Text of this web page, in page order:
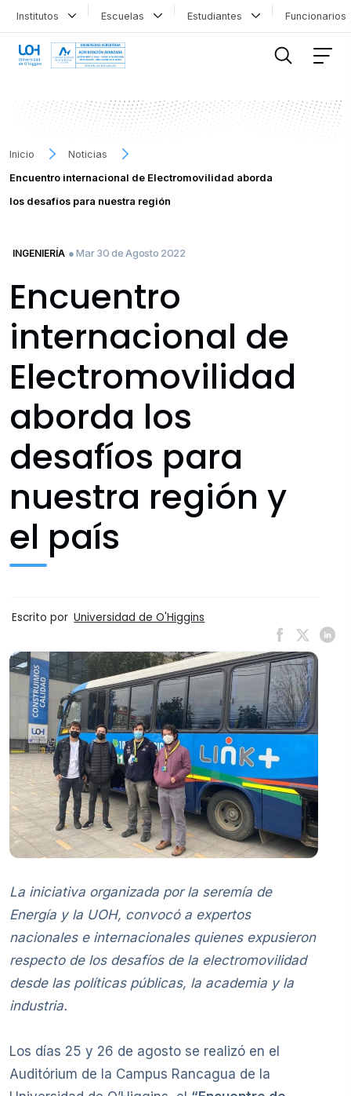
Institutos Escuelas Estudiantes
Inicio
Noticias
Encuentro internacional de Electromovilidad aborda
los desafíos para nuestra región
INGENIERÍA ● Mar 30 de Agosto 2022
Encuentro
internacional de
Electromovilidad
aborda los
desafíos para
nuestra región y
el país
Escrito por Universidad de O'Higgins
La iniciativa organizada por la seremía de
Energía y la UOH, convocó a expertos
nacionales e internacionales quienes expusieron
respecto de los desafíos de la electromovilidad
desde las políticas públicas, la academia y la
industria.
Los días 25 y 26 de agosto se realizó en el
Auditórium de la Campus Rancagua de la